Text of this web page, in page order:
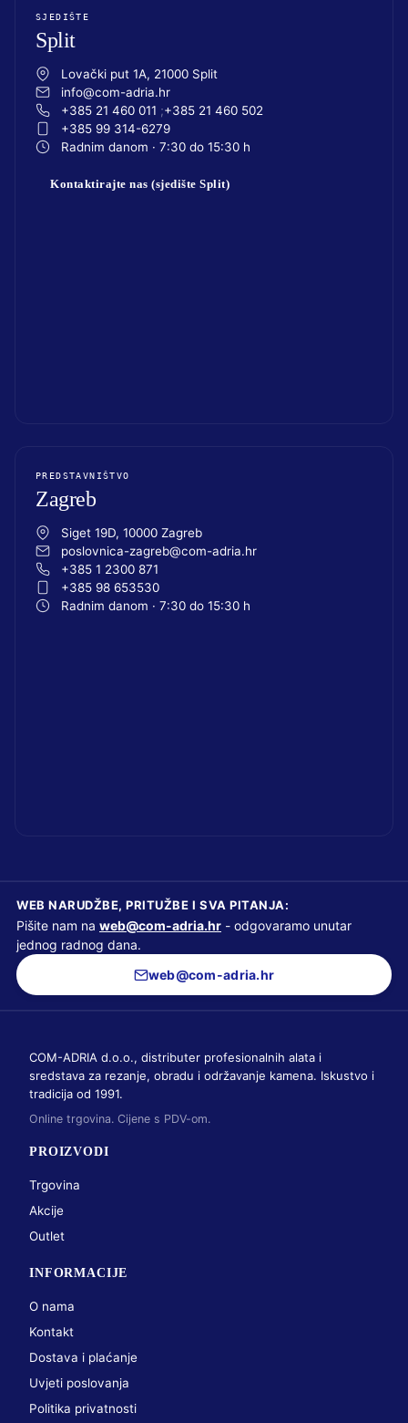
SJEDIŠTE
Split
Lovački put 1A, 21000 Split
info@com-adria.hr
+385 21 460 011
+385 21 460 502
+385 99 314-6279
Radnim danom · 7:30 do 15:30 h
Kontaktirajte nas (sjedište Split)
PREDSTAVNIŠTVO
Zagreb
Siget 19D, 10000 Zagreb
poslovnica-zagreb@com-adria.hr
+385 1 2300 871
+385 98 653530
Radnim danom · 7:30 do 15:30 h
WEB NARUDŽBE, PRITUŽBE I SVA PITANJA:
Pišite nam na web@com-adria.hr - odgovaramo unutar
jednog radnog dana.
web@com-adria.hr
COM-ADRIA d.o.o., distributer profesionalnih alata i
sredstava za rezanje, obradu i održavanje kamena. Iskustvo i
tradicija od 1991.
Online trgovina. Cijene s PDV-om.
PROIZVODI
Trgovina
Akcije
Outlet
INFORMACIJE
O nama
Kontakt
Dostava i plaćanje
Uvjeti poslovanja
Politika privatnosti